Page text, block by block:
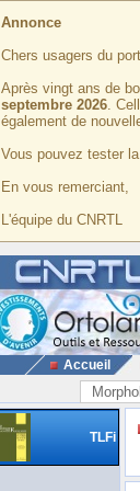
Annonce
Chers usagers du
Après vingt ans de
septembre 2026.
également de
Vous pouvez tester
En vous remerciant,
L'équipe du CNRTL
Accueil
TLFi